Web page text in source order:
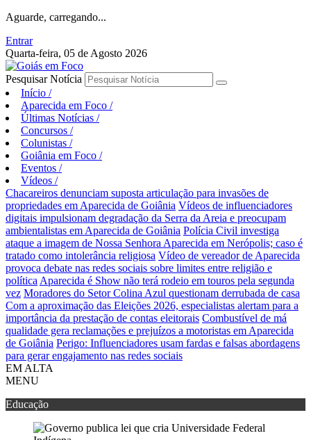
Aguarde, carregando...
Entrar
Quarta-feira, 05 de Agosto 2026
Pesquisar Notícia
Início /
Aparecida em Foco /
Últimas Notícias /
Concursos /
Colunistas /
Goiânia em Foco /
Eventos /
Vídeos /
Chacareiros denunciam suposta articulação para invasões de
propriedades em Aparecida de Goiânia Vídeos de influenciadores
digitais impulsionam degradação da Serra da Areia e preocupam
ambientalistas em Aparecida de Goiânia Polícia Civil investiga
ataque a imagem de Nossa Senhora Aparecida em Nerópolis; caso é
tratado como intolerância religiosa Vídeo de vereador de Aparecida
provoca debate nas redes sociais sobre limites entre religião e
política Aparecida é Show não terá rodeio em touros pela segunda
vez Moradores do Setor Colina Azul questionam derrubada de casa
Com a aproximação das Eleições 2026, especialistas alertam para a
importância da prestação de contas eleitorais Combustível de má
qualidade gera reclamações e prejuízos a motoristas em Aparecida
de Goiânia Perigo: Influenciadores usam fardas e falsas abordagens
para gerar engajamento nas redes sociais
EM ALTA
MENU
Educação